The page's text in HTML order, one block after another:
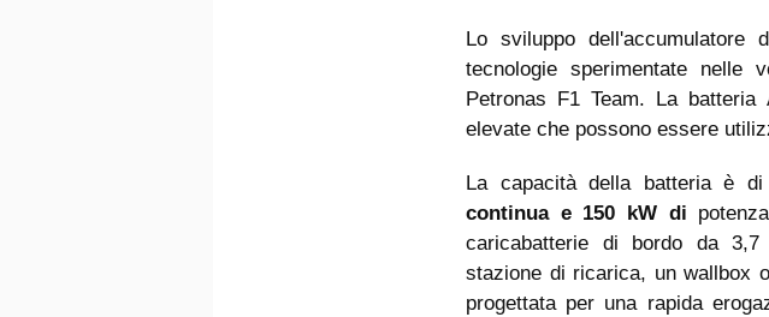
Lo sviluppo
tecnologie sperimentate nelle
Petronas F1 Team. La
elevate che possono essere
La capacità della batteria è di
continua e 150 kW di
caricabatterie di bordo da
stazione di ricarica, un wallbox
progettata per una rapida